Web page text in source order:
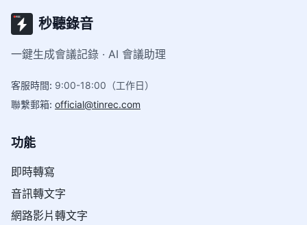
秒聽錄音
一鍵生成會議記錄 · AI 會議助理
客服時間: 9:00-18:00（工作日）
聯繫郵箱: official@tinrec.com
功能
即時轉寫
音訊轉文字
網路影片轉文字